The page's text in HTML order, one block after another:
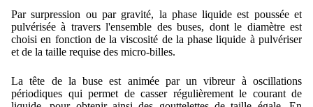
Soluspheres
Staubreduktion
Angebotsanfrage
Probiotics Encapsulation
Powering Green Chemistry with Microspheres and
Microcapsules
Shaping of Alginate–Silica Hybrid Materials
Registrierung
Bestätigungsseite Anfrage
Bestätigungsseite Bewertung
Zusatzinformationen
Bestätigungsseite Registrierung
Account Aktiviert
Passwort vergessen
Neu Registrieren
Par surpression ou par gravité, la phase liquide est poussée et
pulvérisée à travers l'ensemble des buses, dont le diamètre est
choisi en fonction de la viscosité de la phase liquide à pulvériser
et de la taille requise des micro-billes.
La tête de la buse est animée par un vibreur à oscillations
périodiques qui permet de casser régulièrement le courant de